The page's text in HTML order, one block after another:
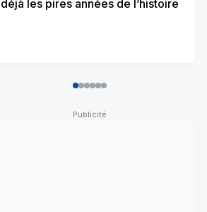
déjà les pires années de l’histoire
012345